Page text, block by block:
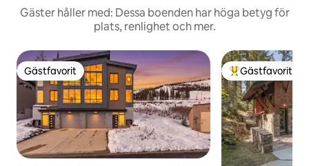
Gäster håller med: Dessa boenden har höga betyg för
plats, renlighet och mer.
Gästfavorit
Gästfavorit Populär
Gästfavorit